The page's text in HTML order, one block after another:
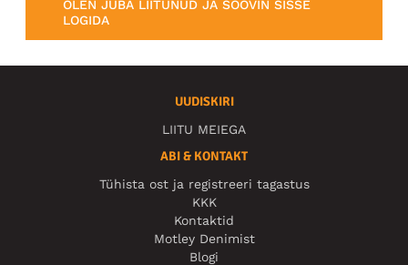
OLEN JUBA LIITUNUD JA SOOVIN SISSE
LOGIDA
UUDISKIRI
LIITU MEIEGA
ABI & KONTAKT
Tühista ost ja registreeri tagastus
KKK
Kontaktid
Motley Denimist
Blogi